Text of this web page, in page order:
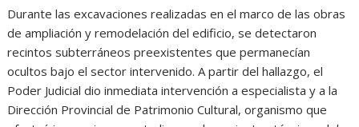
Durante las excavaciones realizadas en el marco de las obras
de ampliación y remodelación del edificio, se detectaron
recintos subterráneos preexistentes que permanecían
ocultos bajo el sector intervenido. A partir del hallazgo, el
Poder Judicial dio inmediata intervención a especialista y a la
Dirección Provincial de Patrimonio Cultural, organismo que